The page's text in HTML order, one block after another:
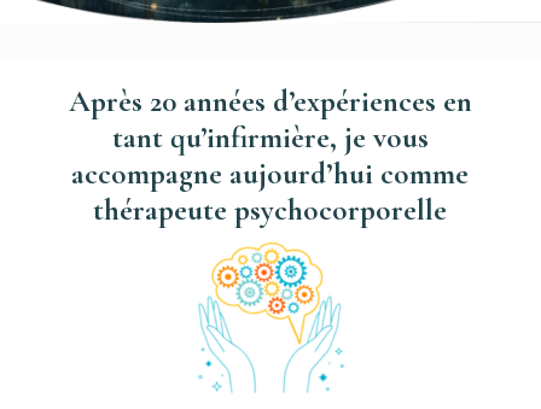
Après 20 années d’expériences en
tant qu’infirmière, je vous
accompagne aujourd’hui comme
thérapeute psychocorporelle